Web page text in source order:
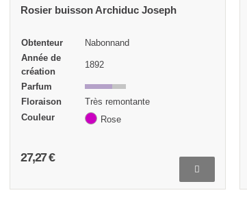
Obtenteur
Moreau et Robert
Année de
création
1881
Parfum
Floraison
Très remontante
Couleur
Rose
16,82 €